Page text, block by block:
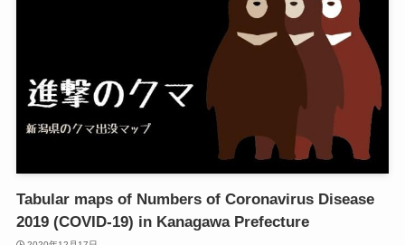
Tabular maps of Numbers of Coronavirus Disease
2019 (COVID-19) in Kanagawa Prefecture